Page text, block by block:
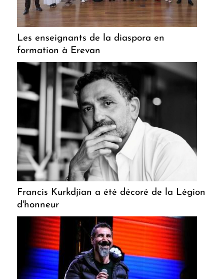
Les enseignants de la diaspora en
formation à Erevan
Francis Kurkdjian a été décoré de la Légion
d'honneur